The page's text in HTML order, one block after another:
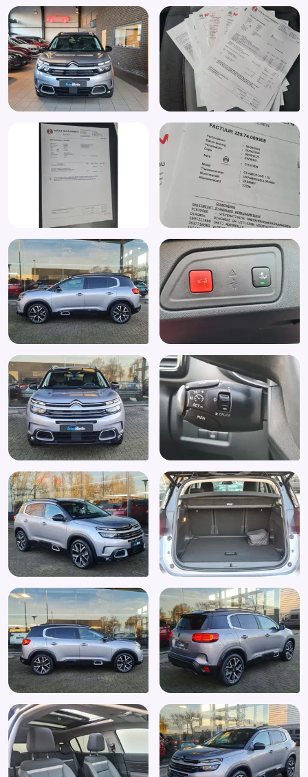
Lederen/stof bekleding
Lederen bekleding
Lederen stuurwiel
Lederen versnellingspook
LED koplampen
LED koplampen adaptief
Lendesteun(en) verstelbaar
Lichtmetalen velgen
Lichtmetalen velgen 19"
Luxe lederen bekleding
Mistlampen voor
Mistlampen voor adaptief
Multimedia-voorbereiding
Multimedia systeem
Navigatie
Navigatiesysteem
Navigatiesysteem full map
Open dak
Pack Detection
Pack Park Assist
Panoramadak
Parkeer assistent
Parkeersensor achter
Parkeersensor voor
Parkeersensor voor en achter
Passagiersstoel in hoogte verstelbaar
Radio
Radiovoorbereiding
Regensensor
Rijstrooksensor met correctie
Rondomzicht camera
Schakelmogelijkheid aan stuurwiel
Schuif-/kanteldak
Spraakbediening
Start/stop systeem
Stoelen-pakket
Stuurbekrachtiging
Stuurbekrachtiging snelheidsafhankelijk
Stuur leder
Stuur multifunctioneel